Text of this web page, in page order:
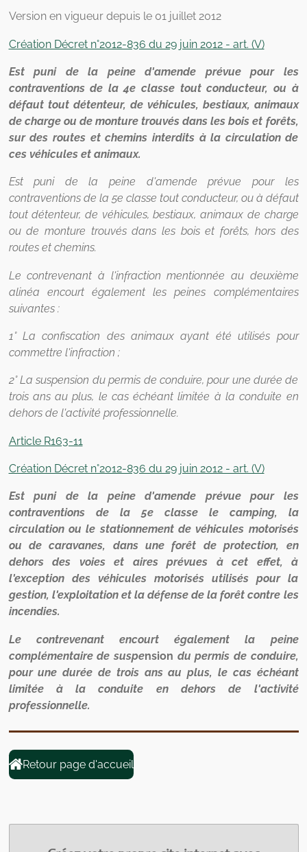
Version en vigueur depuis le 01 juillet 2012
Création Décret n°2012-836 du 29 juin 2012 - art. (V)
Est puni de la peine d'amende prévue pour les
contraventions de la 4e classe tout conducteur, ou à
défaut tout détenteur, de véhicules, bestiaux, animaux
de charge ou de monture trouvés dans les bois et forêts,
sur des routes et chemins interdits à la circulation de
ces véhicules et animaux.
Est puni de la peine d'amende prévue pour les
contraventions de la 5e classe tout conducteur, ou à défaut
tout détenteur, de véhicules, bestiaux, animaux de charge
ou de monture trouvés dans les bois et forêts, hors des
routes et chemins.
Le contrevenant à l'infraction mentionnée au deuxième
alinéa encourt également les peines complémentaires
suivantes :
1° La confiscation des animaux ayant été utilisés pour
commettre l'infraction ;
2° La suspension du permis de conduire, pour une durée de
trois ans au plus, le cas échéant limitée à la conduite en
dehors de l'activité professionnelle.
Article R163-11
Création Décret n°2012-836 du 29 juin 2012 - art. (V)
Est puni de la peine d'amende prévue pour les
contraventions de la 5e classe le camping, la
circulation ou le stationnement de véhicules motorisés
ou de caravanes, dans une forêt de protection, en
dehors des voies et aires prévues à cet effet, à
l'exception des véhicules motorisés utilisés pour la
gestion, l'exploitation et la défense de la forêt contre les
incendies.
Le contrevenant encourt également la peine
complémentaire de suspension du permis de conduire,
pour une durée de trois ans au plus, le cas échéant
limitée à la conduite en dehors de l'activité
professionnelle.
Retour page d'accueil